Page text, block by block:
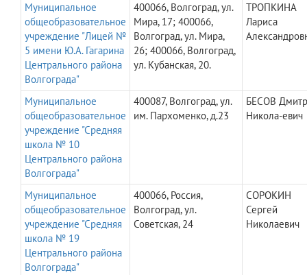
Муниципальное
общеобразовательное
учреждение "Лицей №
5 имени Ю.А. Гагарина
Центрального района
Волгограда"
400066, Волгоград, ул.
Мира, 17; 400066,
Волгоград, ул. Мира,
26; 400066, Волгоград,
ул. Кубанская, 20.
ТРОПКИНА
Лариса
Муниципальное
общеобразовательное
учреждение "Средняя
школа № 10
Центрального района
Волгограда"
400087, Волгоград, ул.
им. Пархоменко, д.23
БЕСОВ
Никола-евич
Муниципальное
общеобразовательное
учреждение "Средняя
школа № 19
Центрального района
Волгограда"
400066, Россия,
Волгоград, ул.
Советская, 24
СОРОКИН
Сергей
Николаевич